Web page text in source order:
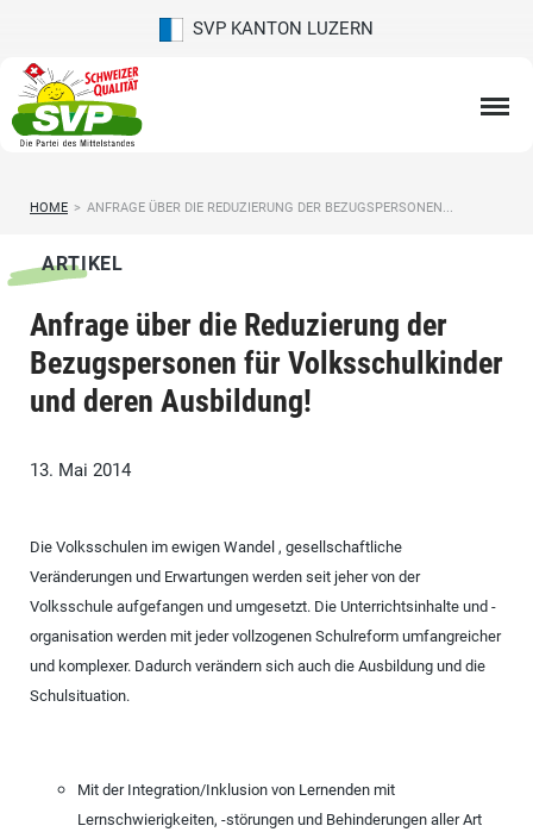
SVP KANTON LUZERN
HOME > ANFRAGE ÜBER DIE REDUZIERUNG DER BEZUGSPERSONEN...
ARTIKEL
Anfrage über die Reduzierung der
Bezugspersonen für Volksschulkinder
und deren Ausbildung!
13. Mai 2014
Die Volksschulen im ewigen Wandel , gesellschaftliche
Veränderungen und Erwartungen werden seit jeher von der
Volksschule aufgefangen und umgesetzt. Die Unterrichtsinhalte und -
organisation werden mit jeder vollzogenen Schulreform umfangreicher
und komplexer. Dadurch verändern sich auch die Ausbildung und die
Schulsituation.
Mit der Integration/Inklusion von Lernenden mit
Lernschwierigkeiten, -störungen und Behinderungen aller Art